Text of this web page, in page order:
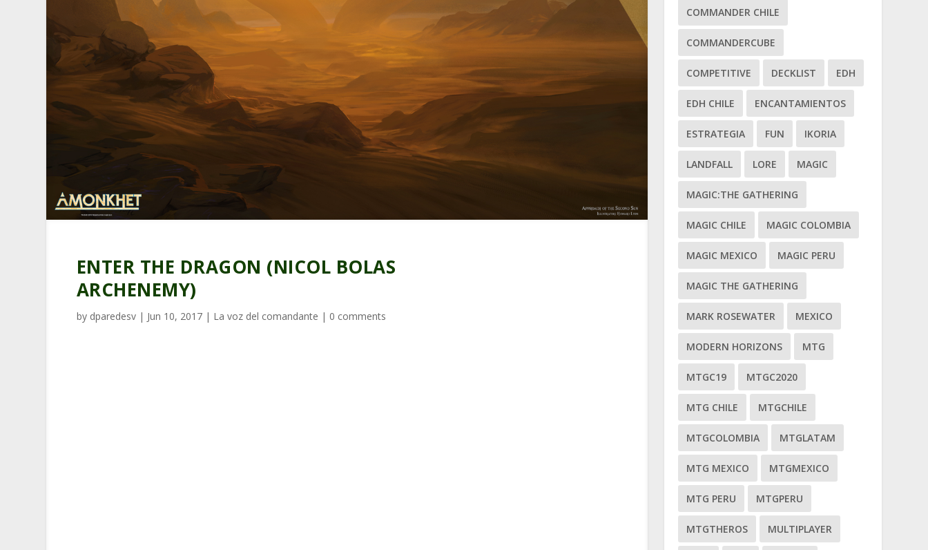
ENTER THE DRAGON (NICOL BOLAS
ARCHENEMY)
by dparedesv| Jun 10, 2017| La voz del comandante | 0 comments
COMMANDER CHILE
COMMANDERCUBE
COMPETITIVE DECKLIST EDH
EDH CHILE ENCANTAMIENTOS
ESTRATEGIA FUN IKORIA
LANDFALL LORE MAGIC
MAGIC:THE GATHERING
MAGIC CHILE MAGIC COLOMBIA
MAGIC MEXICO MAGIC PERU
MAGIC THE GATHERING
MARK ROSEWATER MEXICO
MODERN HORIZONS MTG
MTGC19 MTGC2020
MTG CHILE MTGCHILE
MTGCOLOMBIA MTGLATAM
MTG MEXICO MTGMEXICO
MTG PERU MTGPERU
MTGTHEROS MULTIPLAYER